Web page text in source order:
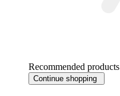
Recommended products
Continue shopping